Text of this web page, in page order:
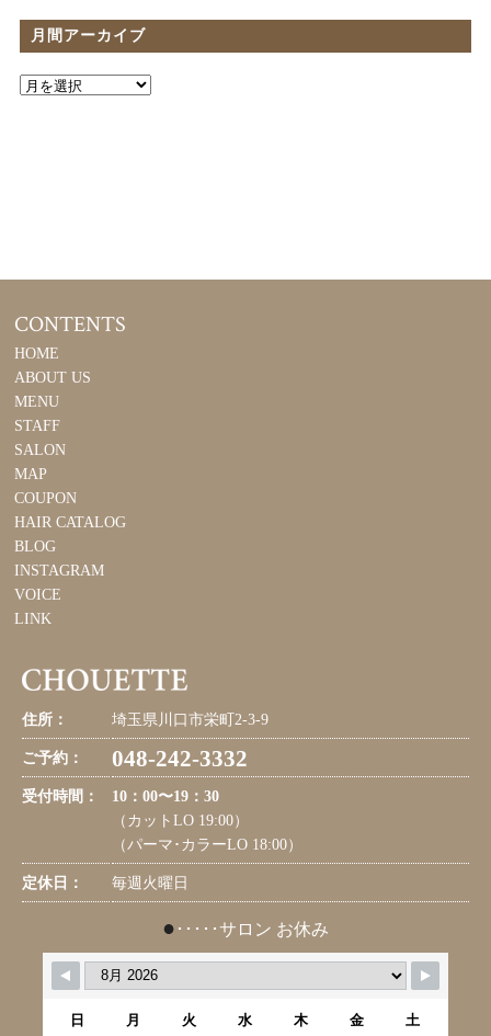
月間アーカイブ
CONTENTS
HOME
ABOUT US
MENU
STAFF
SALON
MAP
COUPON
HAIR CATALOG
BLOG
INSTAGRAM
VOICE
LINK
住所： 埼玉県川口市栄町2-3-9
ご予約： 048-242-3332
受付時間：
10：00〜19：30
（カットLO 19:00）
（パーマ･カラーLO 18:00）
定休日： 毎週火曜日
● ･････サロン お休み
日 月 火 水 木 金 土